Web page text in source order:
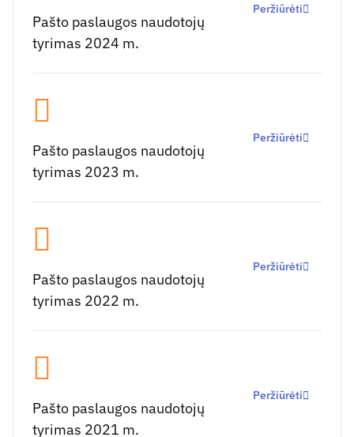
Pašto paslaugos naudotojų
tyrimas 2024 m.
Peržiūrėti
Pašto paslaugos naudotojų
tyrimas 2023 m.
Peržiūrėti
Pašto paslaugos naudotojų
tyrimas 2022 m.
Peržiūrėti
Pašto paslaugos naudotojų
tyrimas 2021 m.
Peržiūrėti